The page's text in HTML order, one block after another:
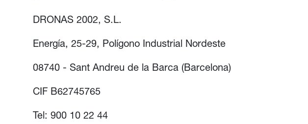
DRONAS 2002, S.L.
Energía, 25-29, Polígono Industrial Nordeste
08740 - Sant Andreu de la Barca (Barcelona)
CIF B62745765
Tel: 900 10 22 44